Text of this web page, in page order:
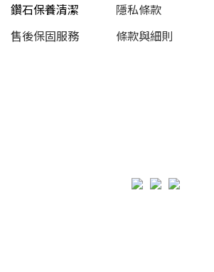
鑽石保養清潔
隱私條款
售後保固服務
條款與細則